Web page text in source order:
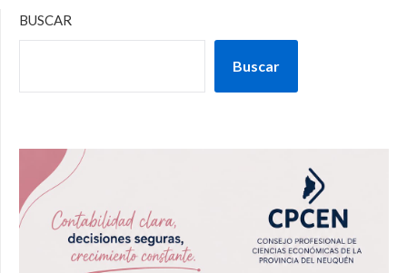
BUSCAR
Buscar